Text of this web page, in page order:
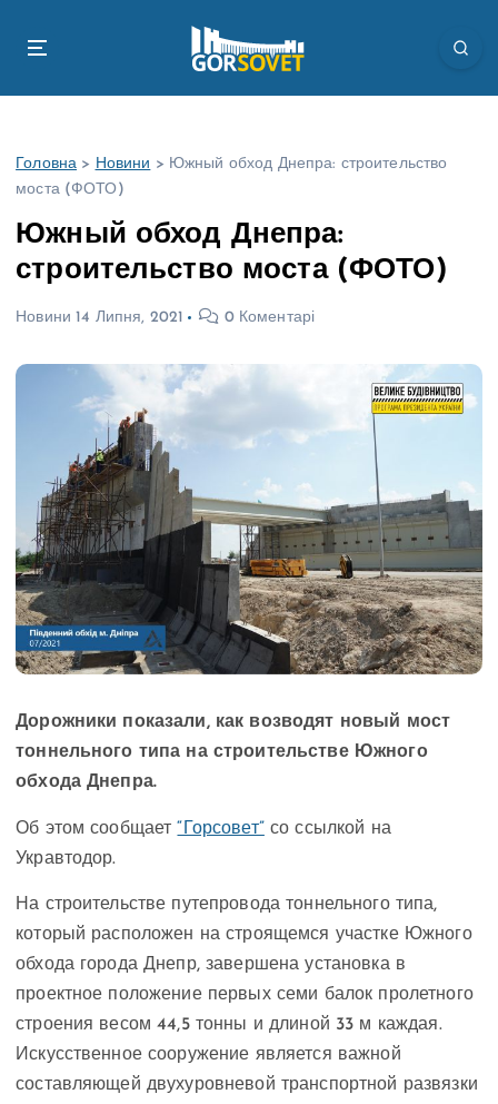
Головна > Новини > Южный обход Днепра: строительство
моста (ФОТО)
Южный обход Днепра:
строительство моста (ФОТО)
Новини 14 Липня, 2021 0 Коментарі
Дорожники показали, как возводят новый мост
тоннельного типа на строительстве Южного
обхода Днепра.
Об этом сообщает“Горсовет”со ссылкой на
Укравтодор.
На строительстве путепровода тоннельного типа,
который расположен на строящемся участке Южного
обхода города Днепр, завершена установка в
проектное положение первых семи балок пролетного
строения весом 44,5 тонны и длиной 33 м каждая.
Искусственное сооружение является важной
составляющей двухуровневой транспортной развязки